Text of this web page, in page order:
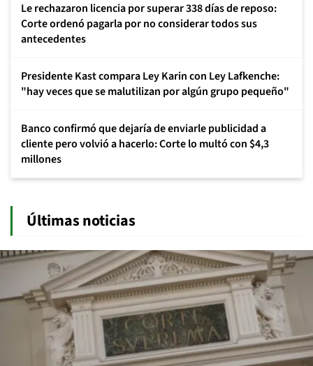
Le rechazaron licencia por superar 338 días de reposo:
Corte ordenó pagarla por no considerar todos sus
antecedentes
Presidente Kast compara Ley Karin con Ley Lafkenche:
"hay veces que se malutilizan por algún grupo pequeño"
Banco confirmó que dejaría de enviarle publicidad a
cliente pero volvió a hacerlo: Corte lo multó con $4,3
millones
Últimas noticias